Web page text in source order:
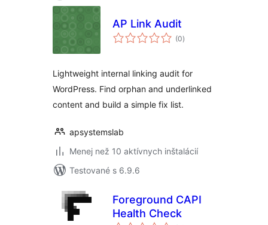
AP Link Audit
(0celkové
hodnotenie
)
Lightweight internal linking audit for
WordPress. Find orphan and underlinked
content and build a simple fix list.
apsystemslab
Menej než 10 aktívnych inštalácií
Testované s 6.9.6
Foreground CAPI
Health Check